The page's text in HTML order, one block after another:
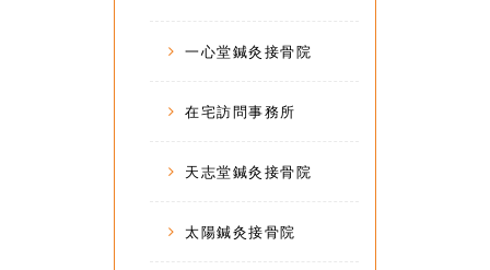
一心堂鍼灸接骨院
在宅訪問事務所
天志堂鍼灸接骨院
太陽鍼灸接骨院